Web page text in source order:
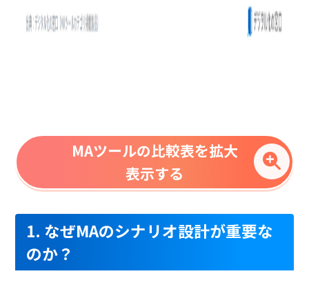
MAツールの比較表を拡大
表示する
1. なぜMAのシナリオ設計が重要な
のか？